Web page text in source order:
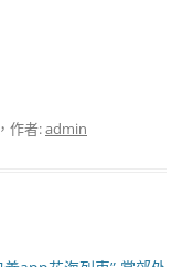
，作者:admin